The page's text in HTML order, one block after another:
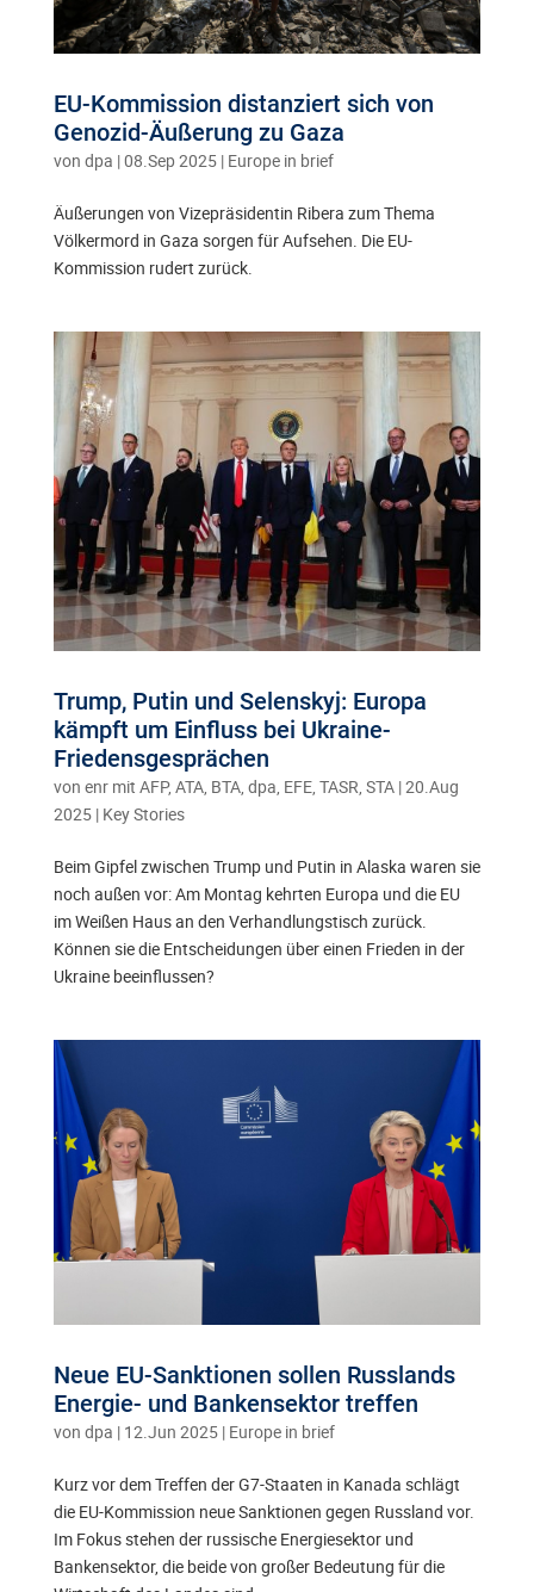
EU-Kommission distanziert sich von
Genozid-Äußerung zu Gaza
von dpa |08.Sep 2025| Europe in brief
Äußerungen von Vizepräsidentin Ribera zum Thema
Völkermord in Gaza sorgen für Aufsehen. Die EU-
Kommission rudert zurück.
Trump, Putin und Selenskyj: Europa
kämpft um Einfluss bei Ukraine-
Friedensgesprächen
von enr mit AFP, ATA, BTA, dpa, EFE, TASR, STA|20.Aug
2025| Key Stories
Beim Gipfel zwischen Trump und Putin in Alaska waren sie
noch außen vor: Am Montag kehrten Europa und die EU
im Weißen Haus an den Verhandlungstisch zurück.
Können sie die Entscheidungen über einen Frieden in der
Ukraine beeinflussen?
Neue EU-Sanktionen sollen Russlands
Energie- und Bankensektor treffen
von dpa | 12.Jun 2025| Europe in brief
Kurz vor dem Treffen der G7-Staaten in Kanada schlägt
die EU-Kommission neue Sanktionen gegen Russland vor.
Im Fokus stehen der russische Energiesektor und
Bankensektor, die beide von großer Bedeutung für die